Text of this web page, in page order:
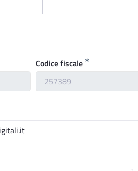
Codice fiscale